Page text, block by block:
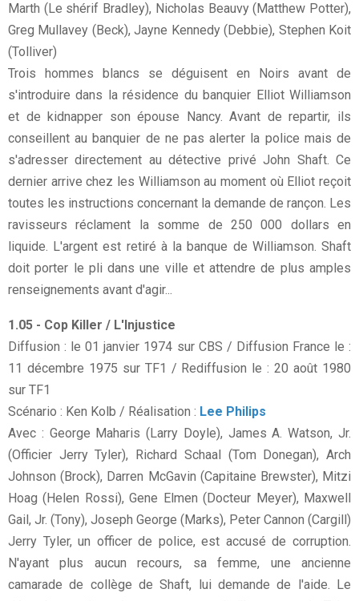
Marth (Le shérif Bradley), Nicholas Beauvy (Matthew Potter),
Greg Mullavey (Beck), Jayne Kennedy (Debbie), Stephen Koit
(Tolliver)
Trois hommes blancs se déguisent en Noirs avant de
s'introduire dans la résidence du banquier Elliot Williamson
et de kidnapper son épouse Nancy. Avant de repartir, ils
conseillent au banquier de ne pas alerter la police mais de
s'adresser directement au détective privé John Shaft. Ce
dernier arrive chez les Williamson au moment où Elliot reçoit
toutes les instructions concernant la demande de rançon. Les
ravisseurs réclament la somme de 250 000 dollars en
liquide. L'argent est retiré à la banque de Williamson. Shaft
doit porter le pli dans une ville et attendre de plus amples
renseignements avant d'agir...
1.05 - Cop Killer / L'Injustice
Diffusion : le 01 janvier 1974 sur CBS / Diffusion France le :
11 décembre 1975 sur TF1 / Rediffusion le : 20 août 1980
sur TF1
Scénario : Ken Kolb / Réalisation : Lee Philips
Avec : George Maharis (Larry Doyle), James A. Watson, Jr.
(Officier Jerry Tyler), Richard Schaal (Tom Donegan), Arch
Johnson (Brock), Darren McGavin (Capitaine Brewster), Mitzi
Hoag (Helen Rossi), Gene Elmen (Docteur Meyer), Maxwell
Gail, Jr. (Tony), Joseph George (Marks), Peter Cannon (Cargill)
Jerry Tyler, un officer de police, est accusé de corruption.
N'ayant plus aucun recours, sa femme, une ancienne
camarade de collège de Shaft, lui demande de l'aide. Le